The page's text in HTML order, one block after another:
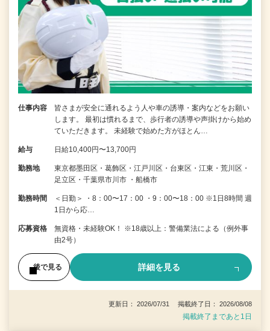
仕事内容
皆さまが安全に通れるよう人や車の誘導・案内などをお願い
します。 最初は慣れるまで、歩行者の誘導や声掛けから始め
ていただきます。 未経験で始めた方がほとん…
給与 日給10,400円〜13,700円
勤務地
東京都墨田区・葛飾区・江戸川区・台東区・江東・荒川区・
足立区・千葉県市川市 ・船橋市
勤務時間
＜日勤＞ ・8：00〜17：00 ・9：00〜18：00 ※1日8時間 週
1日から応…
応募資格
無資格・未経験OK！ ※18歳以上：警備業法による（例外事
由2号）
後で見る 詳細を見る
更新日： 2026/07/31 掲載終了日： 2026/08/08
掲載終了まであと1日